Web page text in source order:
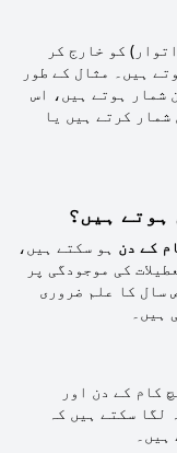
کو خارج کر
ہیں۔ مثال کے طور
صرف 5 یا 6 کام کے دن شمار ہوتے ہیں، اس
کرتے ہیں یا
ہوتے ہیں؟
ہو سکتے ہیں،
کی موجودگی پر
سال کا علم ضروری
کام کے دن اور
لگا سکتے ہیں کہ